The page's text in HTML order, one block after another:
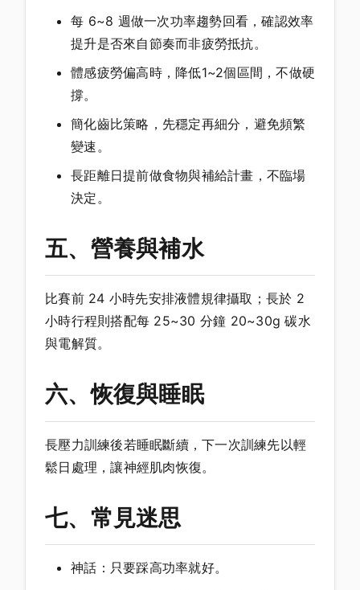
每 6~8 週做一次功率趨勢回看，確認效率
提升是否來自節奏而非疲勞抵抗。
體感疲勞偏高時，降低1~2個區間，不做硬
撐。
簡化齒比策略，先穩定再細分，避免頻繁
變速。
長距離日提前做食物與補給計畫，不臨場
決定。
五、營養與補水
比賽前 24 小時先安排液體規律攝取；長於 2
小時行程則搭配每 25~30 分鐘 20~30g 碳水
與電解質。
六、恢復與睡眠
長壓力訓練後若睡眠斷續，下一次訓練先以輕
鬆日處理，讓神經肌肉恢復。
七、常見迷思
神話：只要踩高功率就好。